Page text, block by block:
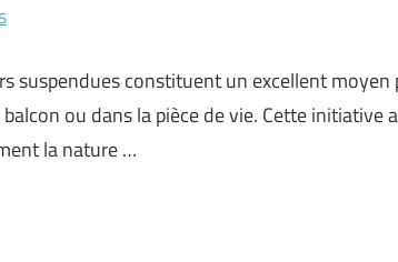
suspendues constituent un excellent moyen
ou dans la pièce de vie. Cette initiative
la nature …